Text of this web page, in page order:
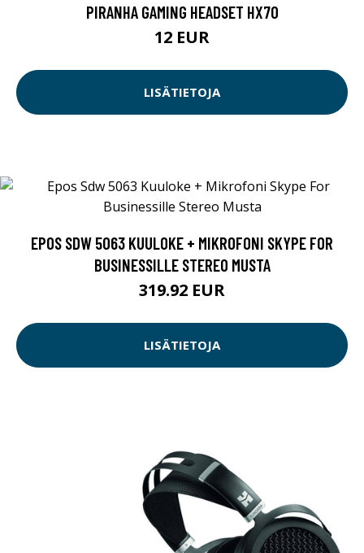
PIRANHA GAMING HEADSET HX70
12 EUR
LISÄTIETOJA
EPOS SDW 5063 KUULOKE + MIKROFONI SKYPE FOR
BUSINESSILLE STEREO MUSTA
319.92 EUR
LISÄTIETOJA